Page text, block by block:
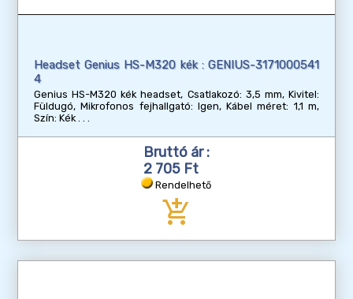
Headset Genius HS-M320 kék : GENIUS-3171000541
4
Genius HS-M320 kék headset, Csatlakozó: 3,5 mm, Kivitel:
Füldugó, Mikrofonos fejhallgató: Igen, Kábel méret: 1,1 m,
Szín: Kék
Bruttó ár :
2 705 Ft
Rendelhető
add_shopping_cart